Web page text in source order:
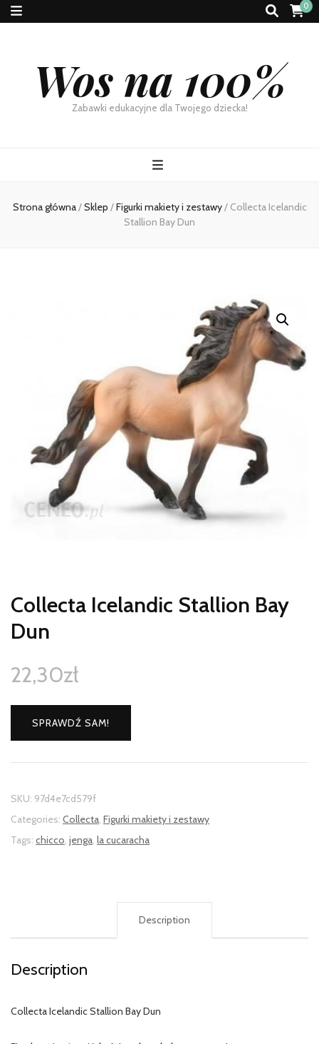
0
Wos na 100%
Zabawki edukacyjne dla Twojego dziecka!
Strona główna/Sklep /Figurki makiety i zestawy/ Collecta Icelandic
Stallion Bay Dun
Collecta Icelandic Stallion Bay
Dun
22,30zł
SPRAWDŹ SAM!
SKU: 97d4e7cd579f
Categories: Collecta, Figurki makiety i zestawy
Tags: chicco, jenga, la cucaracha
Description
Description
Collecta Icelandic Stallion Bay Dun